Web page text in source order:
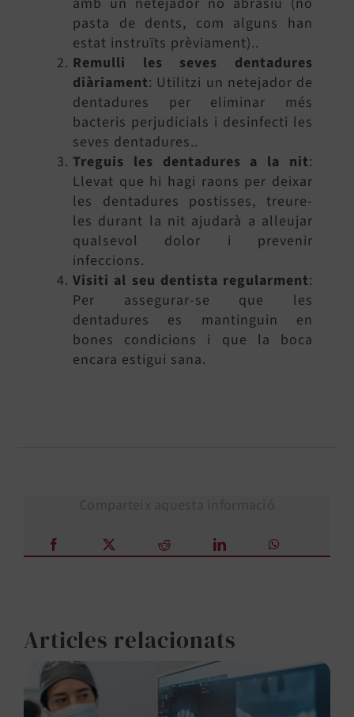
pasta de dents, com alguns han
estat instruïts prèviament)..
Remulli les seves dentadures
diàriament: Utilitzi un netejador de
dentadures per eliminar més
bacteris perjudicials i desinfecti les
seves dentadures..
Treguis les dentadures a la nit:
Llevat que hi hagi raons per deixar
les dentadures postisses, treure-
les durant la nit ajudarà a alleujar
qualsevol dolor i prevenir
infeccions.
Visiti al seu dentista regularment:
Per assegurar-se que les
dentadures es mantinguin en
bones condicions i que la boca
encara estigui sana.
Articles relacionats